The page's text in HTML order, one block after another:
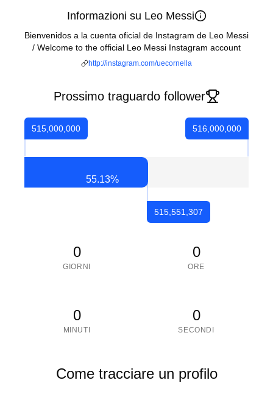
Informazioni su Leo Messi
Bienvenidos a la cuenta oficial de Instagram de Leo Messi
/ Welcome to the official Leo Messi Instagram account
http://instagram.com/uecornella
Prossimo traguardo follower
515,000,000
55.13%
515,551,307
516,000,000
0
GIORNI
0
ORE
0
MINUTI
0
SECONDI
Come tracciare un profilo